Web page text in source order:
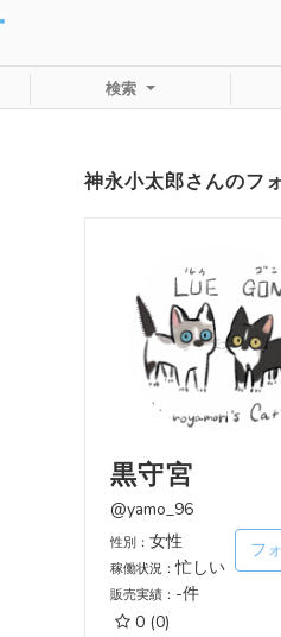
検索
神永小太郎さんのフ
黒守宮
@yamo_96
性別： 女性
稼働状況：忙しい
販売実績： -件
0 (0)
フ